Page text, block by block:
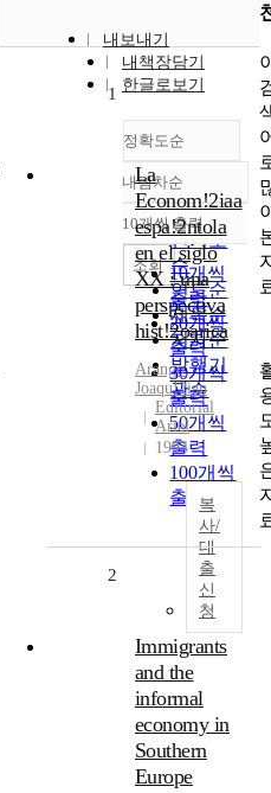
내보내기
내책장담기
한글로보기
정확도순
정확도
순
인기도
순
연도순
제목순
저자순
발행기
관순
내림차순
내림차순
10개씩 출력
10개씩
출력
20개씩
출력
30개씩
출력
50개씩
출력
100개씩
출력
조회
1
La
Econom!2iaa
espa!2ntola
en el siglo
XX : una
perspectiva
hist!2oarica
Arango,
Joaqu!2ian
Editorial
Ariel
1994
복
사/
대
출
신
청
2
Immigrants
and the
informal
economy in
Southern
Europe